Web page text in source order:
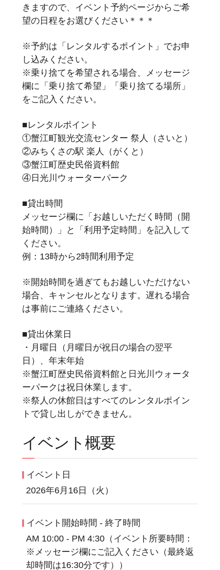
きますので、イベント予約ページからご希
望の日程をお選びください＊＊＊
※予約は「レンタルするポイント」でお申
し込みください。
※乗り捨てを希望される場合、メッセージ
欄に「乗り捨て希望」「乗り捨てる場所」
をご記入ください。
■レンタルポイント
①蟹江町観光交流センター 祭人（さいと）
②みちくさの駅 楽人（がくと）
③蟹江町歴史民俗資料館
④日光川ウォーターパーク
■貸出時間
メッセージ欄に「お越しいただく時間（開
始時間）」と「利用予定時間」を記入して
ください。
例：13時から2時間利用予定
※開始時間を過ぎてもお越しいただけない
場合、キャンセルとなります。遅れる場合
は事前にご連絡ください。
■貸出休業日
・月曜日（月曜日が祝日の場合の翌平
日）、年末年始
※蟹江町歴史民俗資料館と日光川ウォータ
ーパークは祝日休業します。
※祭人の休館日はすべてのレンタルポイン
トで貸し出しができません。
イベント概要
イベント日
2026年6月16日（火）
イベント開始時間 - 終了時間
AM 10:00 - PM 4:30（イベント所要時間：
※メッセージ欄にご記入ください（最終返
却時間は16:30分です））